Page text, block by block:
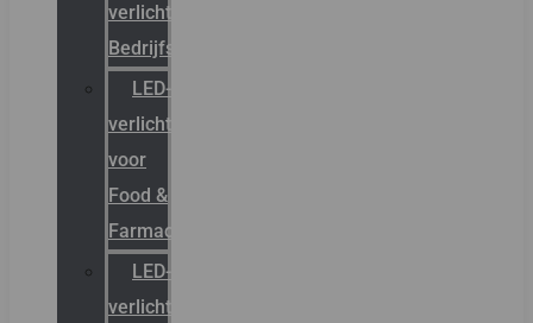
verlichting
Bedrijfshal
LED-
verlichting
voor
Food &
Farmacie
LED-
verlichting